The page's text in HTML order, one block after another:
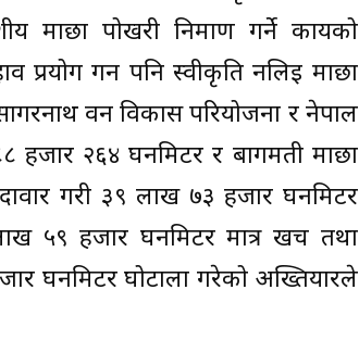
माछा पोखरी निर्माण गर्ने कार्यको
गर्न पनि स्वीकृति नलिई माछा
वन विकास परियोजना र नेपाल
हजार २६४ घनमिटर र बागमती माछा
गरी ३९ लाख ७३ हजार घनमिटर
५९ हजार घनमिटर मात्र खर्च तथा
घनमिटर घोटाला गरेको अख्तियारले